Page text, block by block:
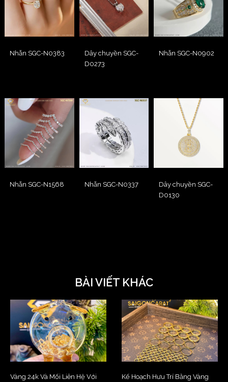
Nhẫn SGC-N0383
Dây chuyền SGC-
D0273
Nhẫn SGC-N0902
Nhẫn SGC-N1568 Nhẫn SGC-N0337
Dây chuyền SGC-
D0130
BÀI VIẾT KHÁC
Vàng 24k Và Mối Liên Hệ Với
Kế Hoạch Hưu Trí Bằng Vàng